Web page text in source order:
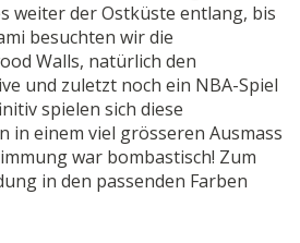
weiter der Ostküste entlang, bis
besuchten wir die
Walls, natürlich den
und zuletzt noch ein NBA-Spiel
spielen sich diese
in einem viel grösseren Ausmass
war bombastisch! Zum
in den passenden Farben